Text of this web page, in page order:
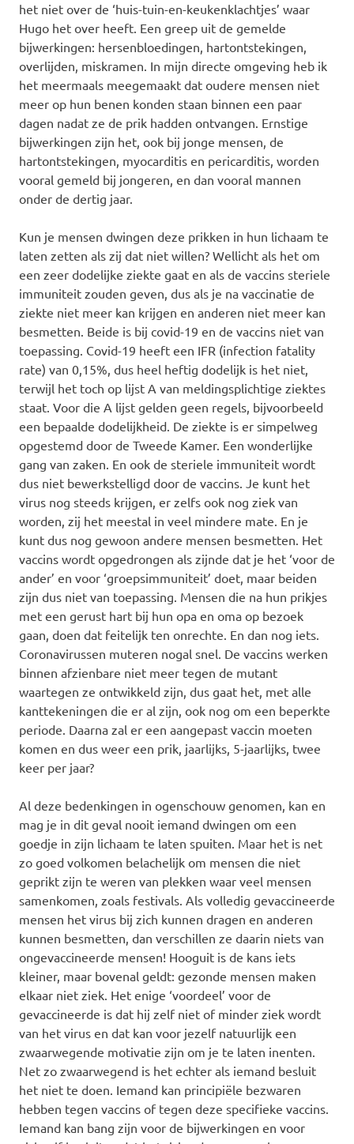
het niet over de ‘huis-tuin-en-keukenklachtjes’ waar
Hugo het over heeft. Een greep uit de gemelde
bijwerkingen: hersenbloedingen, hartontstekingen,
overlijden, miskramen. In mijn directe omgeving heb ik
het meermaals meegemaakt dat oudere mensen niet
meer op hun benen konden staan binnen een paar
dagen nadat ze de prik hadden ontvangen. Ernstige
bijwerkingen zijn het, ook bij jonge mensen, de
hartontstekingen, myocarditis en pericarditis, worden
vooral gemeld bij jongeren, en dan vooral mannen
onder de dertig jaar.
Kun je mensen dwingen deze prikken in hun lichaam te
laten zetten als zij dat niet willen? Wellicht als het om
een zeer dodelijke ziekte gaat en als de vaccins steriele
immuniteit zouden geven, dus als je na vaccinatie de
ziekte niet meer kan krijgen en anderen niet meer kan
besmetten. Beide is bij covid-19 en de vaccins niet van
toepassing. Covid-19 heeft een IFR (infection fatality
rate) van 0,15%, dus heel heftig dodelijk is het niet,
terwijl het toch op lijst A van meldingsplichtige ziektes
staat. Voor die A lijst gelden geen regels, bijvoorbeeld
een bepaalde dodelijkheid. De ziekte is er simpelweg
opgestemd door de Tweede Kamer. Een wonderlijke
gang van zaken. En ook de steriele immuniteit wordt
dus niet bewerkstelligd door de vaccins. Je kunt het
virus nog steeds krijgen, er zelfs ook nog ziek van
worden, zij het meestal in veel mindere mate. En je
kunt dus nog gewoon andere mensen besmetten. Het
vaccins wordt opgedrongen als zijnde dat je het ‘voor de
ander’ en voor ‘groepsimmuniteit’ doet, maar beiden
zijn dus niet van toepassing. Mensen die na hun prikjes
met een gerust hart bij hun opa en oma op bezoek
gaan, doen dat feitelijk ten onrechte. En dan nog iets.
Coronavirussen muteren nogal snel. De vaccins werken
binnen afzienbare niet meer tegen de mutant
waartegen ze ontwikkeld zijn, dus gaat het, met alle
kanttekeningen die er al zijn, ook nog om een beperkte
periode. Daarna zal er een aangepast vaccin moeten
komen en dus weer een prik, jaarlijks, 5-jaarlijks, twee
keer per jaar?
Al deze bedenkingen in ogenschouw genomen, kan en
mag je in dit geval nooit iemand dwingen om een
goedje in zijn lichaam te laten spuiten. Maar het is net
zo goed volkomen belachelijk om mensen die niet
geprikt zijn te weren van plekken waar veel mensen
samenkomen, zoals festivals. Als volledig gevaccineerde
mensen het virus bij zich kunnen dragen en anderen
kunnen besmetten, dan verschillen ze daarin niets van
ongevaccineerde mensen! Hooguit is de kans iets
kleiner, maar bovenal geldt: gezonde mensen maken
elkaar niet ziek. Het enige ‘voordeel’ voor de
gevaccineerde is dat hij zelf niet of minder ziek wordt
van het virus en dat kan voor jezelf natuurlijk een
zwaarwegende motivatie zijn om je te laten inenten.
Net zo zwaarwegend is het echter als iemand besluit
het niet te doen. Iemand kan principiële bezwaren
hebben tegen vaccins of tegen deze specifieke vaccins.
Iemand kan bang zijn voor de bijwerkingen en voor